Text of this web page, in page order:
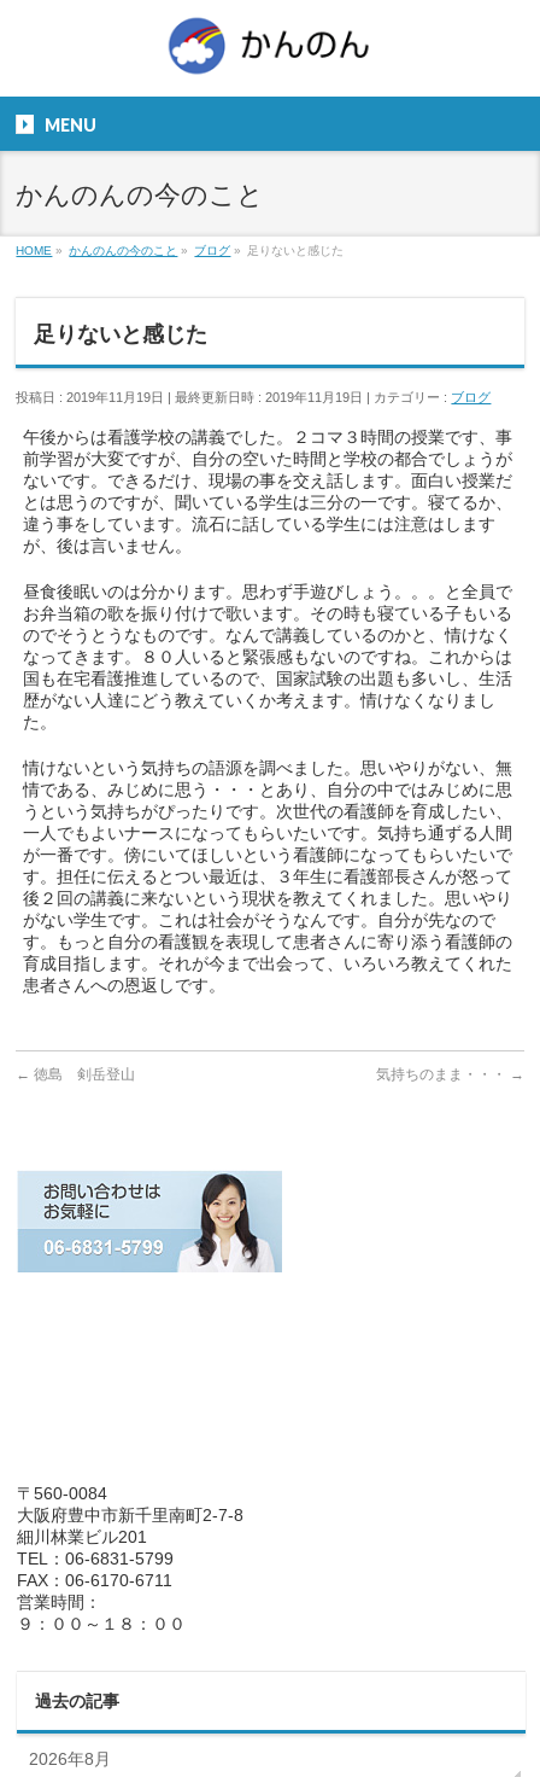
９：００～１８：００
MENU
かんのんの今のこと
HOME » かんのんの今のこと » ブログ » 足りないと感じた
足りないと感じた
投稿日 : 2019年11月19日 最終更新日時 : 2019年11月19日 カテゴリー : ブログ
午後からは看護学校の講義でした。２コマ３時間の授業です、事
前学習が大変ですが、自分の空いた時間と学校の都合でしょうが
ないです。できるだけ、現場の事を交え話します。面白い授業だ
とは思うのですが、聞いている学生は三分の一です。寝てるか、
違う事をしています。流石に話している学生には注意はします
が、後は言いません。
昼食後眠いのは分かります。思わず手遊びしょう。。。と全員で
お弁当箱の歌を振り付けで歌います。その時も寝ている子もいる
のでそうとうなものです。なんで講義しているのかと、情けなく
なってきます。８０人いると緊張感もないのですね。これからは
国も在宅看護推進しているので、国家試験の出題も多いし、生活
歴がない人達にどう教えていくか考えます。情けなくなりまし
た。
情けないという気持ちの語源を調べました。思いやりがない、無
情である、みじめに思う・・・とあり、自分の中ではみじめに思
うという気持ちがぴったりです。次世代の看護師を育成したい、
一人でもよいナースになってもらいたいです。気持ち通ずる人間
が一番です。傍にいてほしいという看護師になってもらいたいで
す。担任に伝えるとつい最近は、３年生に看護部長さんが怒って
後２回の講義に来ないという現状を教えてくれました。思いやり
がない学生です。これは社会がそうなんです。自分が先なので
す。もっと自分の看護観を表現して患者さんに寄り添う看護師の
育成目指します。それが今まで出会って、いろいろ教えてくれた
患者さんへの恩返しです。
← 徳島 剣岳登山 気持ちのまま・・・ →
〒560-0084
大阪府豊中市新千里南町2-7-8
細川林業ビル201
TEL：06-6831-5799
FAX：06-6170-6711
営業時間：
９：００～１８：００
過去の記事
2026年8月